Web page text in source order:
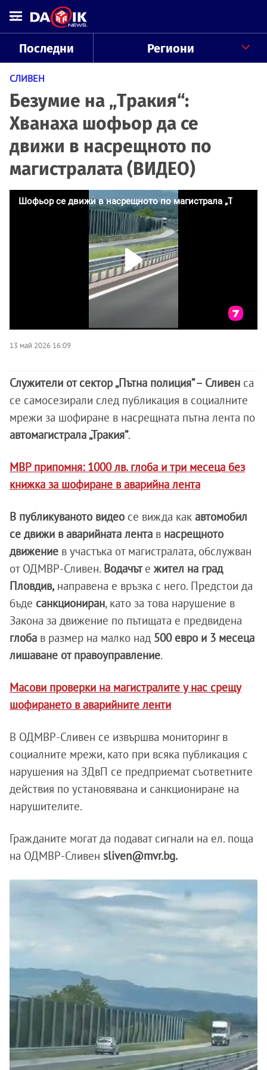
Последни Региони
СЛИВЕН
Безумие на „Тракия“:
Хванаха шофьор да се
движи в насрещното по
магистралата (ВИДЕО)
13 май 2026 16:09
Служители от сектор „Пътна полиция” – Сливен са
се самосезирали след публикация в социалните
мрежи за шофиране в насрещната пътна лента по
автомагистрала „Тракия”.
МВР припомня: 1000 лв. глоба и три месеца без
книжка за шофиране в аварийна лента
В публикуваното видео се вижда как автомобил
се движи в аварийната лента в насрещното
движение в участъка от магистралата, обслужван
от ОДМВР-Сливен. Водачъте жител на град
Пловдив, направена е връзка с него. Предстои да
бъде санкциониран, като за това нарушение в
Закона за движение по пътищата е предвидена
глоба в размер на малко над 500 евро и 3 месеца
лишаване от правоуправление.
Масови проверки на магистралите у нас срещу
шофирането в аварийните ленти
В ОДМВР-Сливен се извършва мониторинг в
социалните мрежи, като при всяка публикация с
нарушения на ЗДвП се предприемат съответните
действия по установявана и санкциониране на
нарушителите.
Гражданите могат да подават сигнали на ел. поща
на ОДМВР-Сливен sliven@mvr.bg.